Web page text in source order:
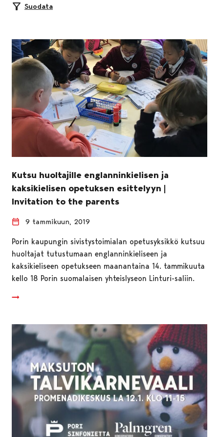
Suodata
Kutsu huoltajille englanninkielisen ja
kaksikielisen opetuksen esittelyyn |
Invitation to the parents
9 tammikuun, 2019
Porin kaupungin sivistystoimialan opetusyksikkö kutsuu
huoltajat tutustumaan englanninkieliseen ja
kaksikieliseen opetukseen maanantaina 14. tammikuuta
kello 18 Porin suomalaisen yhteislyseon Linturi-saliin.